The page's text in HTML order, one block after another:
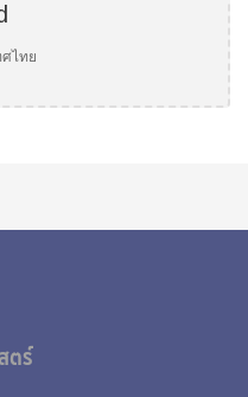
ไทย
นิสิต
ตร์